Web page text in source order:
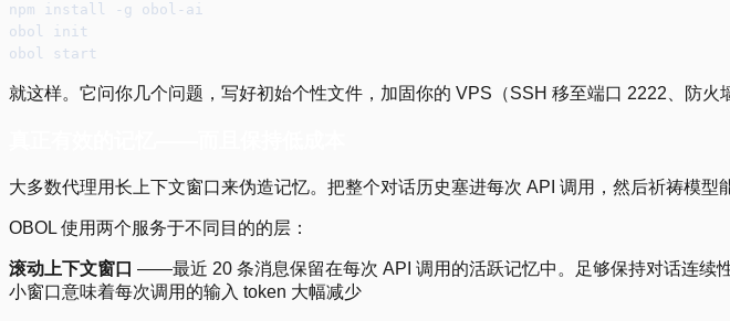
npm install -g obol-ai
obol init
obol start
就这样。它问你几个问题，写好初始个性文件，加固你的 VPS（SSH 移至端口 2222、防
大多数代理用长上下文窗口来伪造记忆。把整个对话历史塞进每次 API 调用，然后祈祷模
OBOL 使用两个服务于不同目的的层：
滚动上下文窗口 ——最近 20 条消息保留在每次 API 调用的活跃记忆中。足够保持对话连
小窗口意味着每次调用的输入 token 大幅减少